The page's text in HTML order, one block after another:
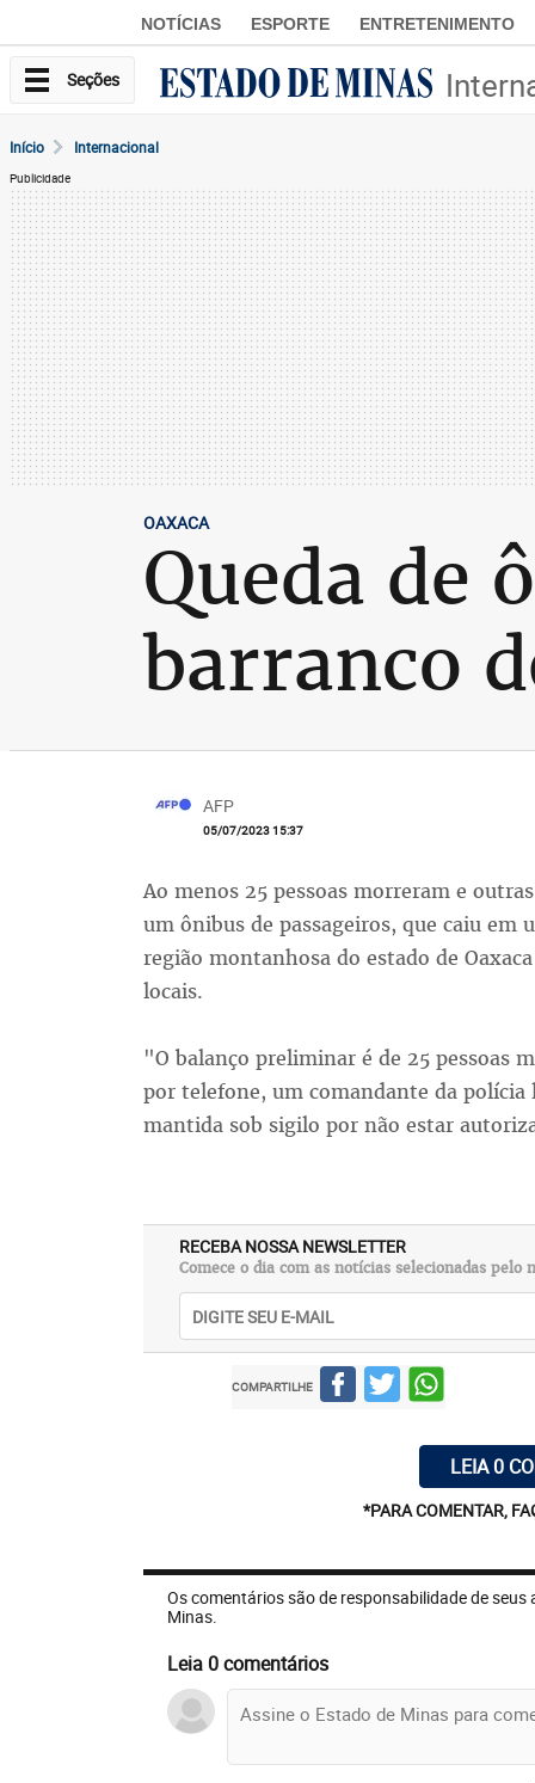
NOTÍCIAS ESPORTE ENTRETENIMENTO
Seções
Início Internacional
Publicidade
OAXACA
Queda de
barranco
AFP
05/07/2023 15:37
Ao menos 25 pessoas morreram e
um ônibus de passageiros, que caiu
região montanhosa do estado de
locais.
"O balanço preliminar é de 25 pessoas
por telefone, um comandante da
mantida sob sigilo por não estar
RECEBA NOSSA NEWSLETTER
Comece o dia com as notícias selecionadas pelo
COMPARTILHE
LEIA 0
*PARA COMENTAR,
Os comentários são de responsabilidade de
Minas.
Leia 0 comentários